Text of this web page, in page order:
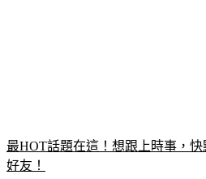
最HOT話題在這！想跟上時事，
好友！